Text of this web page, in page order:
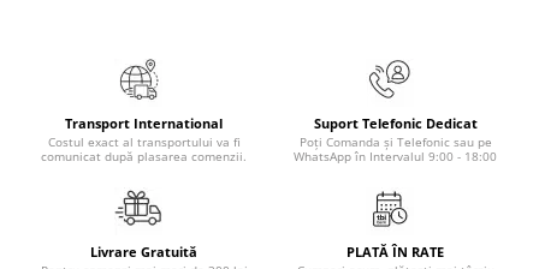
Instrumente de scris
Seturi birotica
Transport International
Costul exact al transportului va fi
comunicat după plasarea comenzii.
Suport Telefonic Dedicat
Poți Comanda și Telefonic sau pe
WhatsApp în Intervalul 9:00 - 18:00
Livrare Gratuită PLATĂ ÎN RATE